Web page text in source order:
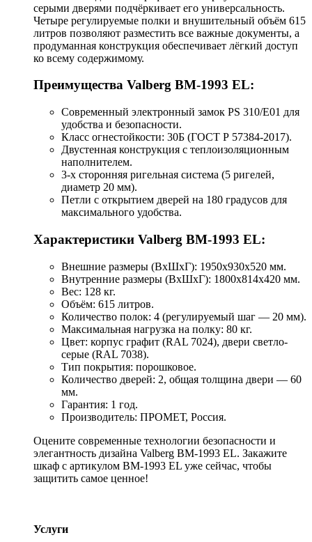
серыми дверями подчёркивает его универсальность.
Четыре регулируемые полки и внушительный объём 615
литров позволяют разместить все важные документы, а
продуманная конструкция обеспечивает лёгкий доступ
ко всему содержимому.
Преимущества Valberg BM-1993 EL:
Современный электронный замок PS 310/E01 для
удобства и безопасности.
Класс огнестойкости: 30Б (ГОСТ Р 57384-2017).
Двустенная конструкция с теплоизоляционным
наполнителем.
3-х сторонняя ригельная система (5 ригелей,
диаметр 20 мм).
Петли с открытием дверей на 180 градусов для
максимального удобства.
Характеристики Valberg BM-1993 EL:
Внешние размеры (ВхШхГ): 1950x930x520 мм.
Внутренние размеры (ВхШхГ): 1800x814x420 мм.
Вес: 128 кг.
Объём: 615 литров.
Количество полок: 4 (регулируемый шаг — 20 мм).
Максимальная нагрузка на полку: 80 кг.
Цвет: корпус графит (RAL 7024), двери светло-
серые (RAL 7038).
Тип покрытия: порошковое.
Количество дверей: 2, общая толщина двери — 60
мм.
Гарантия: 1 год.
Производитель: ПРОМЕТ, Россия.
Оцените современные технологии безопасности и
элегантность дизайна Valberg BM-1993 EL. Закажите
шкаф с артикулом BM-1993 EL уже сейчас, чтобы
защитить самое ценное!
Услуги